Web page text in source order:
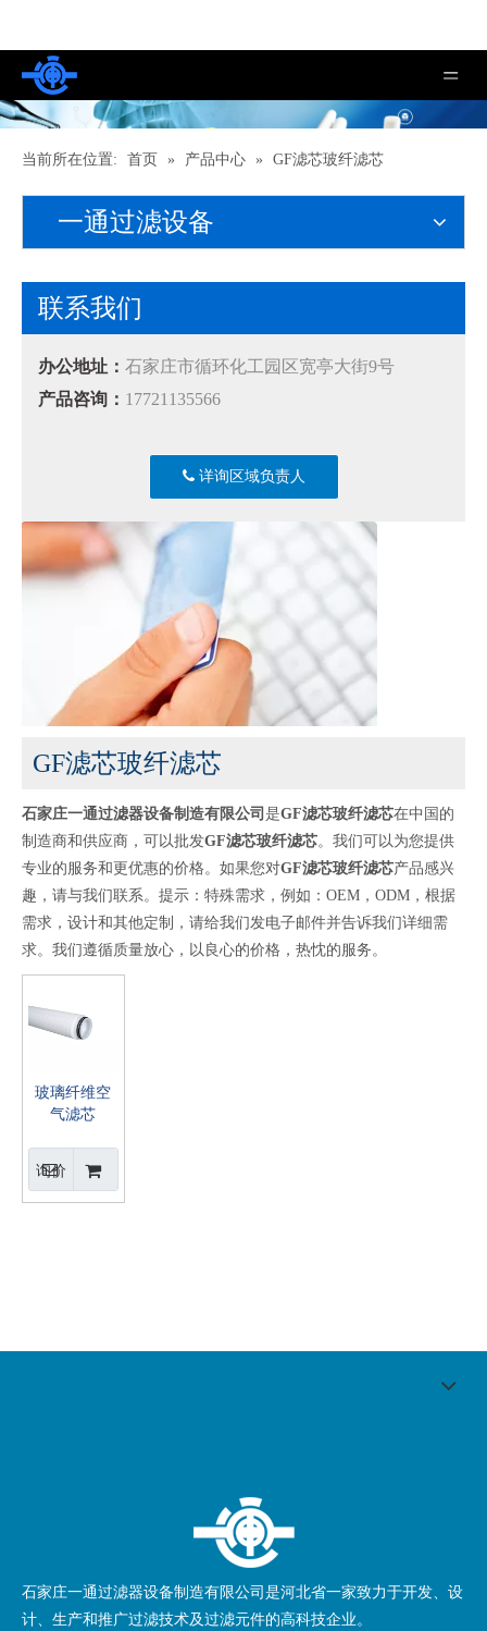
当前所在位置: 首页 » 产品中心 » GF滤芯玻纤滤芯
一通过滤设备
联系我们
办公地址： 石家庄市循环化工园区宽亭大街9号
产品咨询： 17721135566
详询区域负责人
GF滤芯玻纤滤芯
石家庄一通过滤器设备制造有限公司 是GF滤芯玻纤滤芯在中国的
制造商和供应商，可以批发GF滤芯玻纤滤芯。我们可以为您提供
专业的服务和更优惠的价格。如果您对GF滤芯玻纤滤芯产品感兴
趣，请与我们联系。提示：特殊需求，例如：OEM，ODM，根据
需求，设计和其他定制，请给我们发电子邮件并告诉我们详细需
求。我们遵循质量放心，以良心的价格，热忱的服务。
玻璃纤维空
气滤芯
询价
石家庄一通过滤器设备制造有限公司是河北省一家致力于开发、设
计、生产和推广过滤技术及过滤元件的高科技企业。